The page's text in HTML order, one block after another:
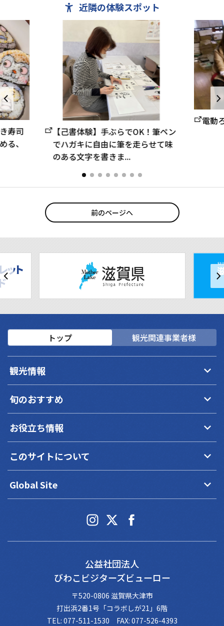
近隣の体験スポット
寿司
る、
【己書体験】手ぶらでOK！筆ペン
でハガキに自由に筆を走らせて味
のある文字を書きま...
電動
前のページへ
トップ 観光関連事業者様
観光情報 keyboard_arrow_down
旬のおすすめ keyboard_arrow_down
お役立ち情報 keyboard_arrow_down
このサイトについて keyboard_arrow_down
Global Site keyboard_arrow_down
公益社団法人
びわこビジターズビューロー
〒520-0806 滋賀県大津市
打出浜2番1号「コラボしが21」6階
TEL: 077-511-1530 FAX: 077-526-4393